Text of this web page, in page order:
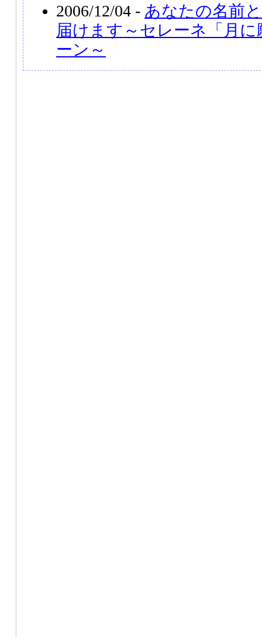
2006/12/04 - あなたの名前
届けます～セレーネ「月
ーン～